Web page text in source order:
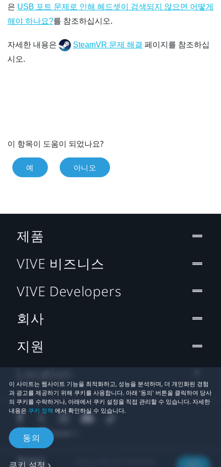
은 USB 포트 문제로 인해 헤드셋이 검색되지 않으면 어떻게
해야 하나요?를 참조하십시오.
자세한 내용은 SteamVR 문제 해결 페이지를 참조하십
시오.
이 항목이 도움이 되었나요?
예 아니오
이 사이트는 웹사이트 기능을 최적화하고, 성능을 분석하며, 더 개인화된 경험
과 광고를 제공하기 위해 쿠키를 사용합니다. 아래 '동의' 버튼을 클릭하여 당사
의 쿠키를 수락하거나, 아래에서 쿠키 설정을 직접 관리할 수 있습니다. 자세한
내용은 쿠키 정책 에서 확인하실 수 있습니다.
동의
제품
VIVE 비즈니스
VIVE Developers
회사
지원
Location